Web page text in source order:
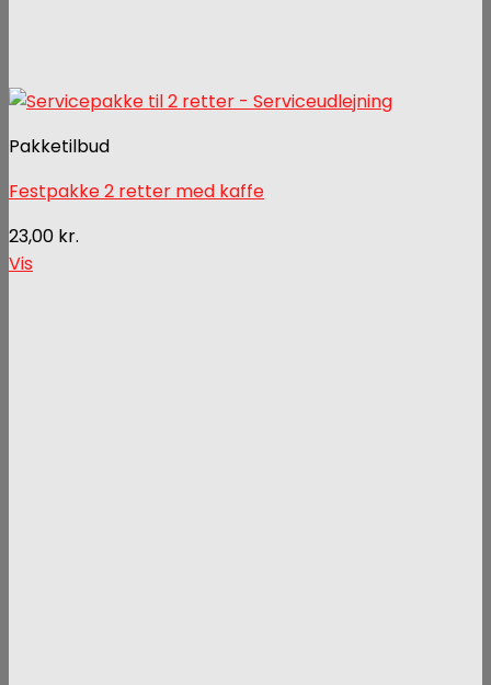
Pakketilbud
Festpakke 2 retter med kaffe
23,00 kr.
Vis